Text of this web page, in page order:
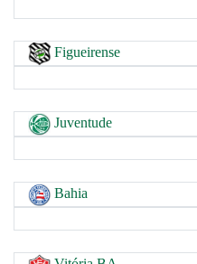
Figueirense
Juventude
Bahia